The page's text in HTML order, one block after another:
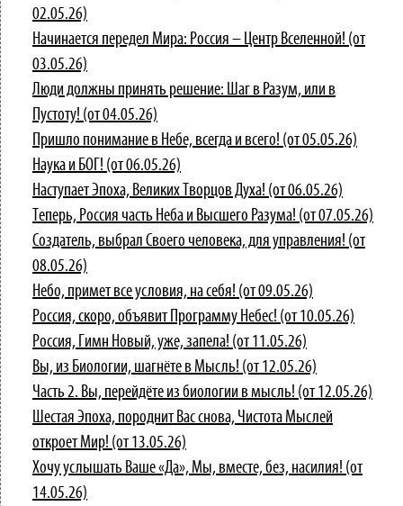
02.05.26)
Начинается передел Мира: Россия – Центр Вселенной! (от
03.05.26)
Люди должны принять решение: Шаг в Разум, или в
Пустоту! (от 04.05.26)
Пришло понимание в Небе, всегда и всего! (от 05.05.26)
Наука и БОГ! (от 06.05.26)
Наступает Эпоха, Великих Творцов Духа! (от 06.05.26)
Теперь, Россия часть Неба и Высшего Разума! (от 07.05.26)
Создатель, выбрал Своего человека, для управления! (от
08.05.26)
Небо, примет все условия, на себя! (от 09.05.26)
Россия, скоро, объявит Программу Небес! (от 10.05.26)
Россия, Гимн Новый, уже, запела! (от 11.05.26)
Вы, из Биологии, шагнёте в Мысль! (от 12.05.26)
Часть 2. Вы, перейдёте из биологии в мысль! (от 12.05.26)
Шестая Эпоха, породнит Вас снова, Чистота Мыслей
откроет Мир! (от 13.05.26)
Хочу услышать Ваше «Да», Мы, вместе, без, насилия! (от
14.05.26)